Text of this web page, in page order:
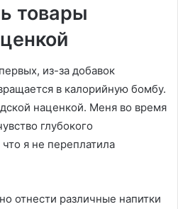
товары
из-за добавок
в калорийную бомбу.
наценкой. Меня во время
глубокого
я не переплатила
отнести различные напитки